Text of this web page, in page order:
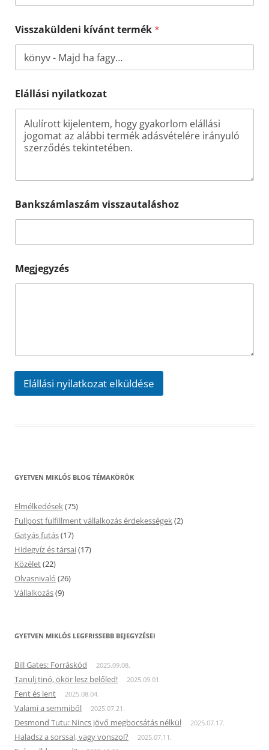
Visszaküldeni kívánt termék*
t
e
á
n
t
Elállási nyilatkozat
Bankszámlaszám visszautaláshoz
Megjegyzés
Elállási nyilatkozat elküldése
GYETVEN MIKLÓS BLOG TÉMAKÖRÖK
Elmélkedések(75)
Fullpost fulfillment vállalkozás érdekességek(2)
Gatyás futás(17)
Hidegvíz és társai(17)
Közélet(22)
Olvasnivaló (26)
Vállalkozás(9)
GYETVEN MIKLÓS LEGFRISSEBB BEJEGYZÉSEI
Bill Gates: Forráskód 2025.09.08.
Tanulj tinó, ökör lesz belőled! 2025.09.01.
Fent és lent 2025.08.04.
Valami a semmiből 2025.07.21.
Desmond Tutu: Nincs jövő megbocsátás nélkül 2025.07.17.
Haladsz a sorssal, vagy vonszol? 2025.07.11.